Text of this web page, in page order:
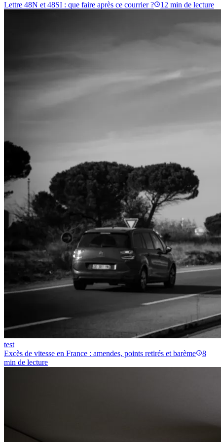
Lettre 48N et 48SI : que faire après ce courrier ? 12 min de lecture
test
Excès de vitesse en France : amendes, points retirés et barème
8
min de lecture